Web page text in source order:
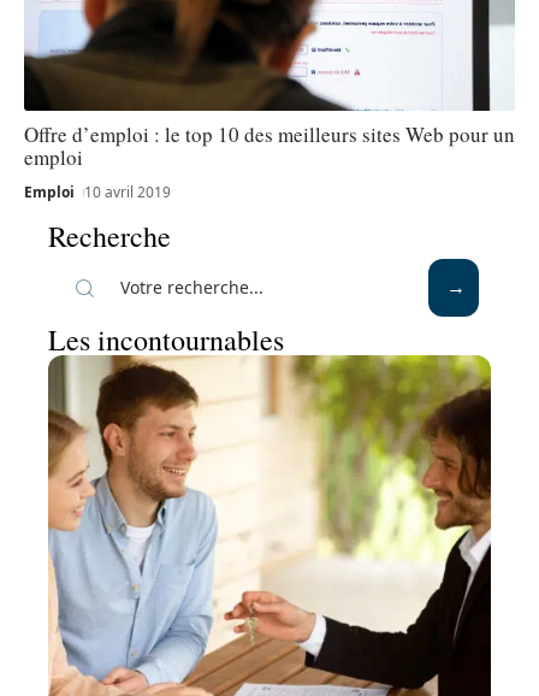
Offre d’emploi : le top 10 des meilleurs sites Web pour un
emploi
Emploi 10 avril 2019
Recherche
Les incontournables